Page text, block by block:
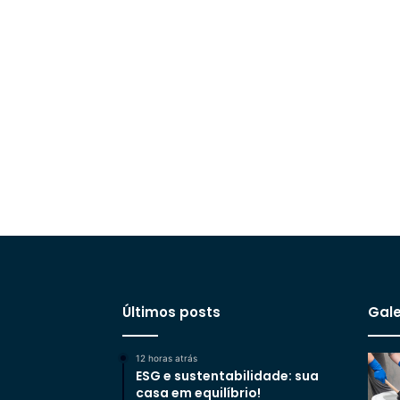
Últimos posts
12 horas atrás
ESG e sustentabilidade: sua
casa em equilíbrio!